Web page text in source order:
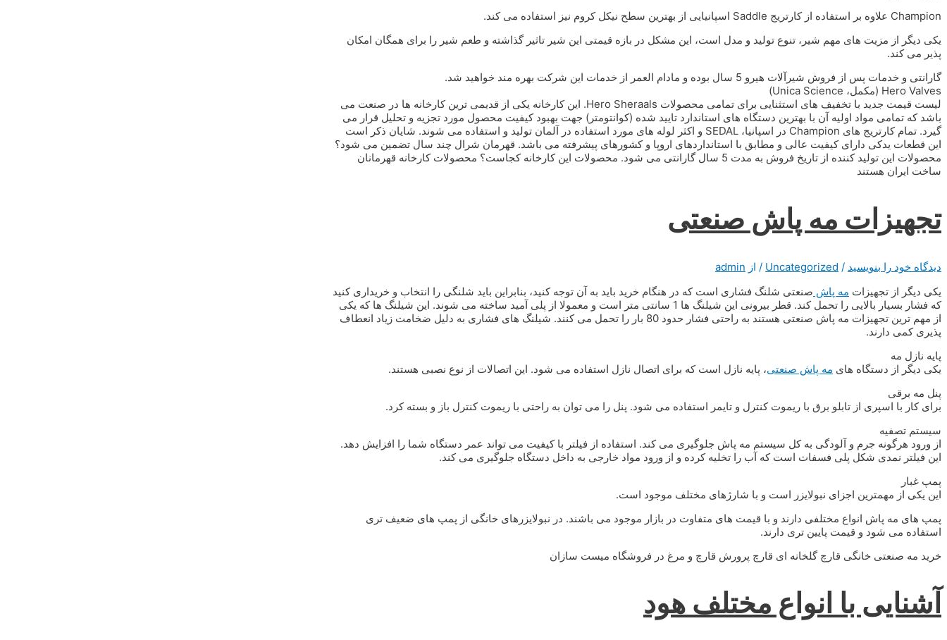
Champion علاوه بر استفاده از کارتریج Saddle اسپانیایی از بهترین سطح نیکل کروم نیز استفاده می کند.
یکی دیگر از مزیت های مهم شیر، تنوع تولید و مدل است، این مشکل در بازه قیمتی این شیر تاثیر گذاشته و طعم شیر را برای همگان امکان
پذیر می کند.
گارانتی و خدمات پس از فروش شیرآلات هیرو 5 سال بوده و مادام العمر از خدمات این شرکت بهره مند خواهید شد.
Hero Valves (مکمل، Unica Science)
لیست قیمت جدید با تخفیف های استثنایی برای تمامی محصولات Hero Sheraals. این کارخانه یکی از قدیمی ترین کارخانه ها در صنعت می
باشد که تمامی مواد اولیه آن با بهترین دستگاه های استاندارد تایید شده (کوانتومتر) جهت بهبود کیفیت محصول مورد تجزیه و تحلیل قرار می
گیرد. تمام کارتریج های Champion در اسپانیا، SEDAL و اکثر لوله های مورد استفاده در آلمان تولید و استفاده می شوند. شایان ذکر است
این قطعات یدکی دارای کیفیت عالی و مطابق با استانداردهای اروپا و کشورهای پیشرفته می باشد. قهرمان شرال چند سال تضمین می شود؟
محصولات این تولید کننده از تاریخ فروش به مدت 5 سال گارانتی می شود. محصولات این کارخانه کجاست؟ محصولات کارخانه قهرمانان
ساخت ایران هستند
تجهیزات مه پاش صنعتی
دیدگاه‌ خود را بنویسید /
Uncategorized / از admin
یکی دیگر از تجهیزات مه پاش صنعتی شلنگ فشاری است که در هنگام خرید باید به آن توجه کنید، بنابراین باید شلنگی را انتخاب و خریداری کنید
که فشار بسیار بالایی را تحمل کند. قطر بیرونی این شیلنگ ها 1 سانتی متر است و معمولا از پلی آمید ساخته می شوند. این شیلنگ ها که یکی
از مهم ترین تجهیزات مه پاش صنعتی هستند به راحتی فشار حدود 80 بار را تحمل می کنند. شیلنگ های فشاری به دلیل ضخامت زیاد انعطاف
پذیری کمی دارند.
پایه نازل مه
یکی دیگر از دستگاه های مه پاش صنعتی، پایه نازل است که برای اتصال نازل استفاده می شود. این اتصالات از نوع نصبی هستند.
پنل مه برقی
برای کار با اسپری از تابلو برق با ریموت کنترل و تایمر استفاده می شود. پنل را می توان به راحتی با ریموت کنترل باز و بسته کرد.
سیستم تصفیه
از ورود هرگونه جرم و آلودگی به کل سیستم مه پاش جلوگیری می کند. استفاده از فیلتر با کیفیت می تواند عمر دستگاه شما را افزایش دهد.
این فیلتر نمدی شکل پلی فسفات است که آب را تخلیه کرده و از ورود مواد خارجی به داخل دستگاه جلوگیری می کند.
پمپ غبار
این یکی از مهمترین اجزای نبولایزر است و با شارژهای مختلف موجود است.
پمپ های مه پاش انواع مختلفی دارند و با قیمت های متفاوت در بازار موجود می باشند. در نبولایزرهای خانگی از پمپ های ضعیف تری
استفاده می شود و قیمت پایین تری دارند.
خرید مه صنعتی خانگی قارچ گلخانه ای قارچ پرورش قارچ و مرغ در فروشگاه میست سازان
آشنایی با انواع مختلف هود